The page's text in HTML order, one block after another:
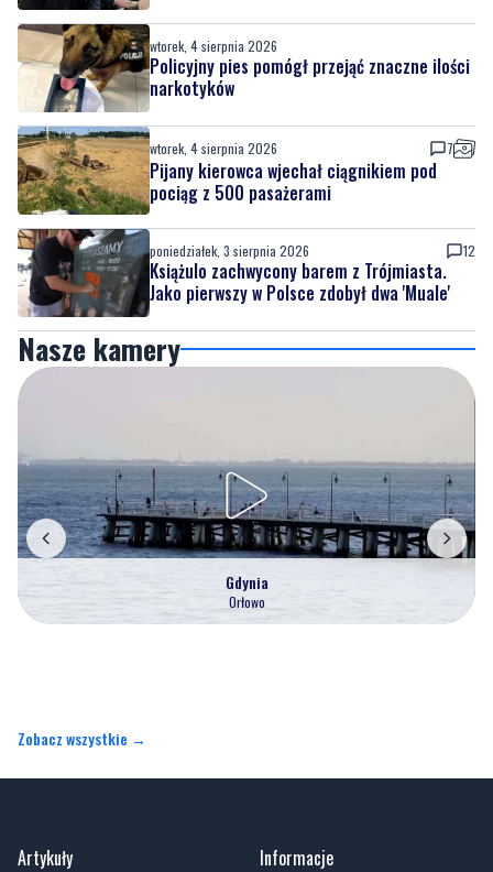
wtorek, 4 sierpnia 2026
Policyjny pies pomógł przejąć znaczne ilości
narkotyków
wtorek, 4 sierpnia 2026 7
Pijany kierowca wjechał ciągnikiem pod
pociąg z 500 pasażerami
poniedziałek, 3 sierpnia 2026 12
Książulo zachwycony barem z Trójmiasta.
Jako pierwszy w Polsce zdobył dwa 'Muale'
Nasze kamery
Gdynia
Orłowo
Zobacz wszystkie →
Artykuły Informacje